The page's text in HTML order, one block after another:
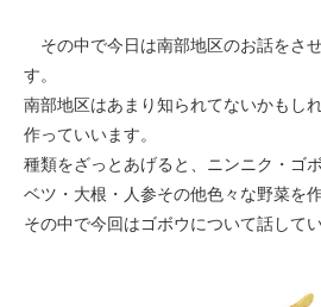
その中で今日は南部地区のお話をさ
す。
南部地区はあまり知られてないかもし
作っていいます。
種類をざっとあげると、ニンニク・ゴ
ベツ・大根・人参その他色々な野菜を
その中で今回はゴボウについて話して